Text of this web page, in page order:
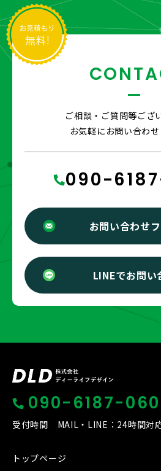
ご相談・ご質問等ござ
お気軽にお問い合わせ
090-
お問い合わせ
LINEでお問い
090-6187-
受付時間 MAIL・LINE：24時間対
トップページ